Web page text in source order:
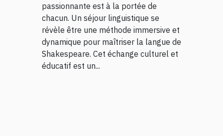
passionnante est à la portée de
chacun. Un séjour linguistique se
révèle être une méthode immersive et
dynamique pour maîtriser la langue de
Shakespeare. Cet échange culturel et
éducatif est un...